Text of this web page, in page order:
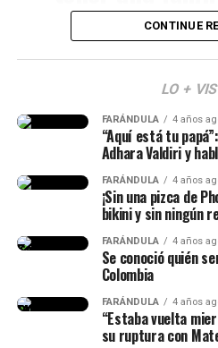
Lina Tejeiro (Imagen tomada
explicó su versión.
“¿Cómo me dice
muchas cosas,
haciendo lo
nos pusieron? Y
empiezo a sufrir y
muy
vamos a
cosas. Y
en algún
pienso tener
apenas el
no voy querer
peleándome
redes. Ni
nadie venga a
desestabilizar
expresó.
CONTINUE
LO +
FARÁNDULA 4 años
“Aquí está tu
Adhara Valdiri y
FARÁNDULA 4 años
¡Sin una pizca de
bikini y sin ningún
FARÁNDULA 4 años
Se conoció quién
Colombia
FARÁNDULA 4 años
“Estaba vuelta
su ruptura con